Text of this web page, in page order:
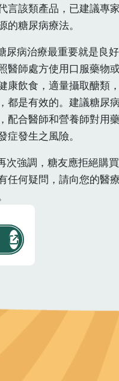
言該類產品，已建議專
的糖尿病療法。
尿病治療最重要就是良
醫師處方使用口服藥物
康飲食，適量攝取醣類
都是有效的。建議糖尿
配合醫師和營養師對用
症發生之風險。
次強調，糖友應拒絕購
任何疑問，請向您的醫